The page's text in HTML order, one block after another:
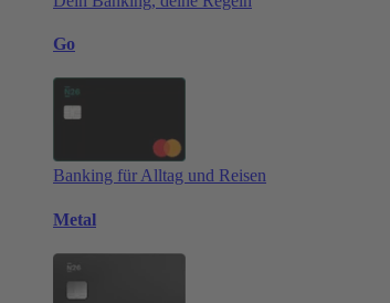
Go
Banking für Alltag und Reisen
Metal